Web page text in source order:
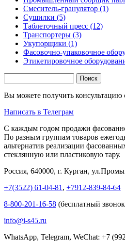
Смеситель-гранулятор (1)
Сушилки (5)
Таблеточный пресс (12)
Транспортеры (3)
Укупорщики (1)
Фасовочно-упаковочное
Этикетировочное
Вы можете получить консультацию
Написать в Телеграм
С каждым годом продажи
По разным группам товаров
альтернатив реализации
стеклянную или пластиковую тару.
Россия, 640000, г. Курган,
+7(3522) 61-04-81 , +7912-839-84-64
8-800-201-16-58 (бесплатный
info@i-s45.ru
WhatsApp, Telegram, WeChat: +7